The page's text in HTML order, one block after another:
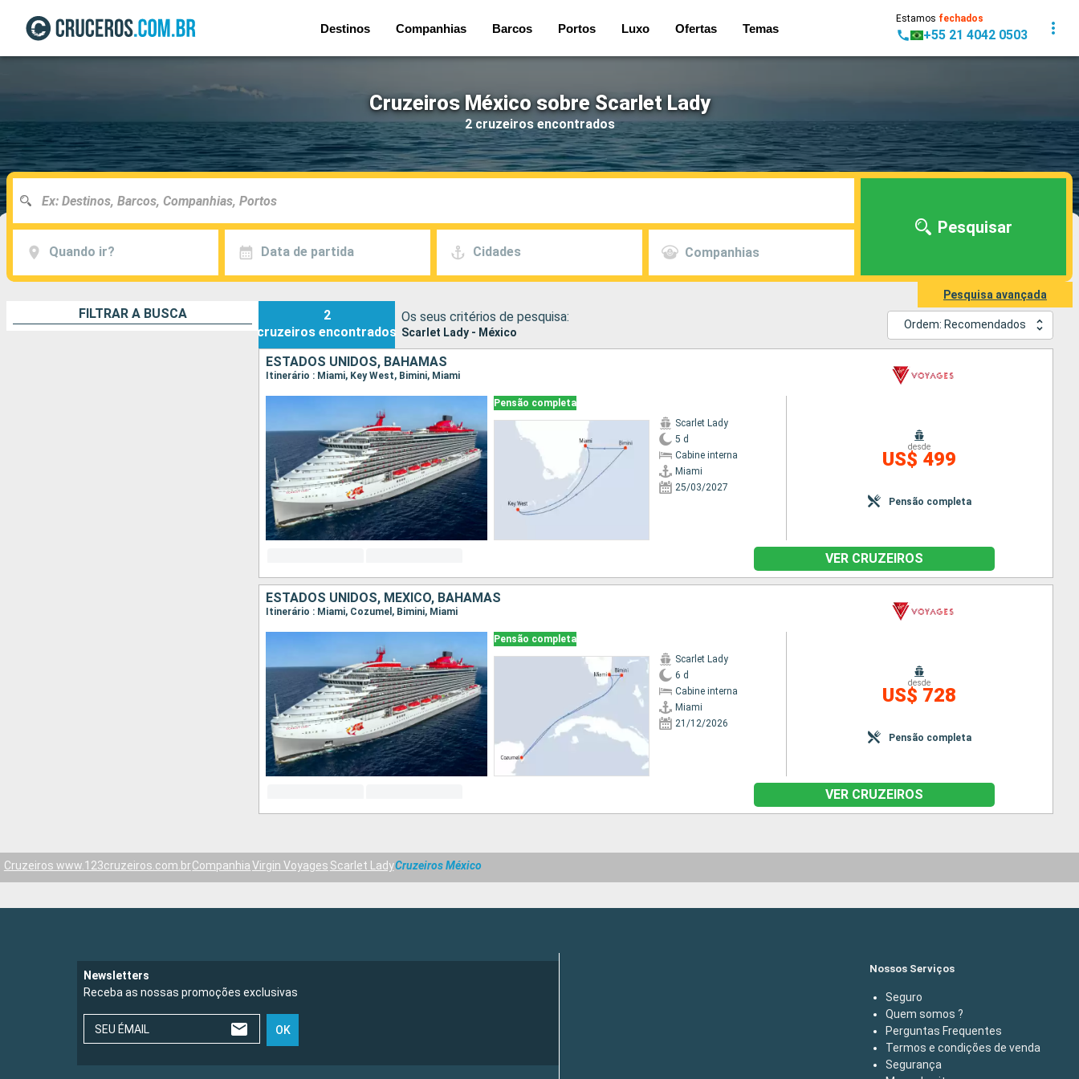
Destinos Companhias Barcos Portos Luxo Ofertas Temas
Estamos fechados
+55 21 4042 0503
Cruzeiros México sobre Scarlet Lady
2 cruzeiros encontrados
Quando ir? Data de partida Cidades Companhias
Pesquisar
Pesquisa avançada
FILTRAR A BUSCA
2
cruzeiros encontrados
Os seus critérios de pesquisa:
Scarlet Lady - México
Ordem: Recomendados
ESTADOS UNIDOS, BAHAMAS
Itinerário : Miami, Key West, Bimini, Miami
Pensão completa
Scarlet Lady
5 d
Cabine interna
Miami
25/03/2027
desde
US$ 499
Pensão completa
VER CRUZEIROS
ESTADOS UNIDOS, MÉXICO, BAHAMAS
Itinerário : Miami, Cozumel, Bimini, Miami
Pensão completa
Scarlet Lady
6 d
Cabine interna
Miami
21/12/2026
desde
US$ 728
Pensão completa
VER CRUZEIROS
Cruzeiros www.123cruzeiros.com.brCompanhiaVirgin Voyages Scarlet LadyCruzeiros México
Newsletters
Receba as nossas promoções exclusivas
SEU ÉMAIL OK
Nossos Serviços
Seguro
Quem somos ?
Perguntas Frequentes
Termos e condições de venda
Segurança